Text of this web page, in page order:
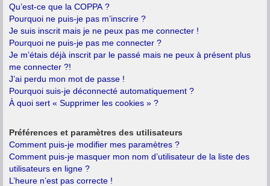
Qu’est-ce que la COPPA ?
Pourquoi ne puis-je pas m’inscrire ?
Je suis inscrit mais je ne peux pas me connecter !
Pourquoi ne puis-je pas me connecter ?
Je m’étais déjà inscrit par le passé mais ne peux à présent plus
me connecter ?!
J’ai perdu mon mot de passe !
Pourquoi suis-je déconnecté automatiquement ?
À quoi sert « Supprimer les cookies » ?
Préférences et paramètres des utilisateurs
Comment puis-je modifier mes paramètres ?
Comment puis-je masquer mon nom d’utilisateur de la liste des
utilisateurs en ligne ?
L’heure n’est pas correcte !